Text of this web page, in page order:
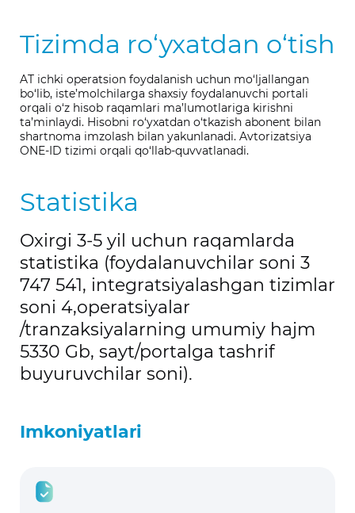
Tizimda ro‘yxatdan o‘tish
AT ichki operatsion foydalanish uchun mo‘ljallangan
bo‘lib, iste’molchilarga shaxsiy foydalanuvchi portali
orqali o‘z hisob raqamlari ma’lumotlariga kirishni
ta’minlaydi. Hisobni ro‘yxatdan o‘tkazish abonent bilan
shartnoma imzolash bilan yakunlanadi. Avtorizatsiya
ONE-ID tizimi orqali qo‘llab-quvvatlanadi.
Statistika
Oxirgi 3-5 yil uchun raqamlarda
statistika (foydalanuvchilar soni 3
747 541, integratsiyalashgan tizimlar
soni 4,operatsiyalar
/tranzaksiyalarning umumiy hajm
5330 Gb, sayt/portalga tashrif
buyuruvchilar soni).
Imkoniyatlari